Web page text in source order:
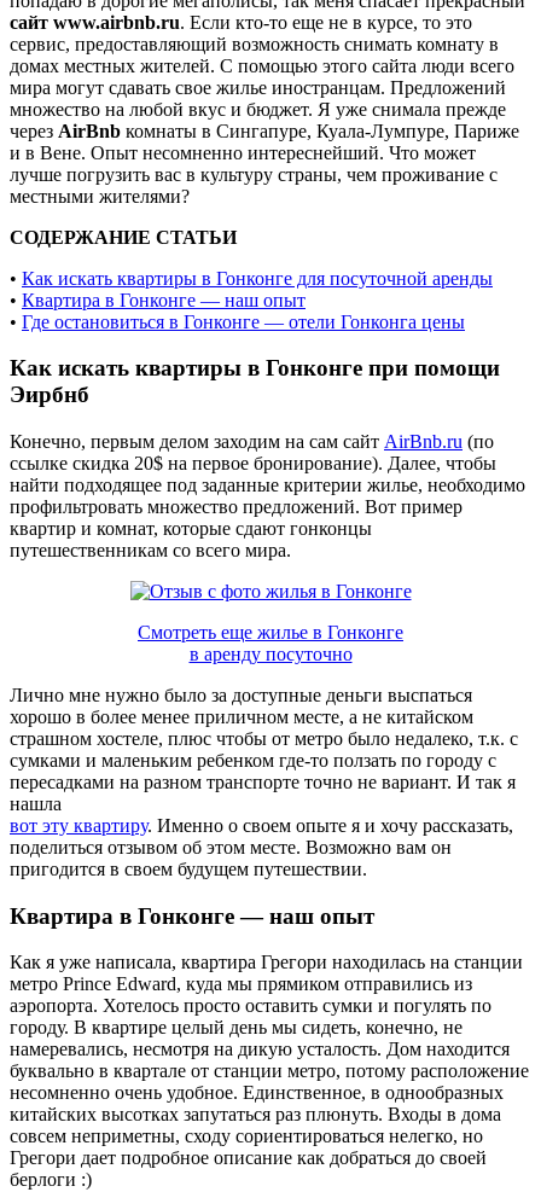
сайт www.airbnb.ru. Если кто-то еще не в курсе, то это
сервис, предоставляющий возможность снимать комнату в
домах местных жителей. С помощью этого сайта люди всего
мира могут сдавать свое жилье иностранцам. Предложений
множество на любой вкус и бюджет. Я уже снимала прежде
через AirBnb комнаты в Сингапуре, Куала-Лумпуре, Париже
и в Вене. Опыт несомненно интереснейший. Что может
лучше погрузить вас в культуру страны, чем проживание с
местными жителями?
СОДЕРЖАНИЕ СТАТЬИ
• Как искать квартиры в Гонконге для посуточной аренды
• Квартира в Гонконге — наш опыт
• Где остановиться в Гонконге — отели Гонконга цены
Как искать квартиры в Гонконге при помощи
Эирбнб
Конечно, первым делом заходим на сам сайт AirBnb.ru (по
ссылке скидка 20$ на первое бронирование). Далее, чтобы
найти подходящее под заданные критерии жилье, необходимо
профильтровать множество предложений. Вот пример
квартир и комнат, которые сдают гонконцы
путешественникам со всего мира.
Смотреть еще жилье в Гонконге
в аренду посуточно
Лично мне нужно было за доступные деньги выспаться
хорошо в более менее приличном месте, а не китайском
страшном хостеле, плюс чтобы от метро было недалеко, т.к. с
сумками и маленьким ребенком где-то ползать по городу с
пересадками на разном транспорте точно не вариант. И так я
нашла
вот эту квартиру. Именно о своем опыте я и хочу рассказать,
поделиться отзывом об этом месте. Возможно вам он
пригодится в своем будущем путешествии.
Квартира в Гонконге — наш опыт
Как я уже написала, квартира Грегори находилась на станции
метро Prince Edward, куда мы прямиком отправились из
аэропорта. Хотелось просто оставить сумки и погулять по
городу. В квартире целый день мы сидеть, конечно, не
намеревались, несмотря на дикую усталость. Дом находится
буквально в квартале от станции метро, потому расположение
несомненно очень удобное. Единственное, в однообразных
китайских высотках запутаться раз плюнуть. Входы в дома
совсем неприметны, сходу сориентироваться нелегко, но
Грегори дает подробное описание как добраться до своей
берлоги :)